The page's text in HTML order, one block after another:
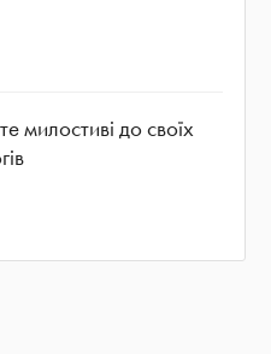
милостиві до своїх